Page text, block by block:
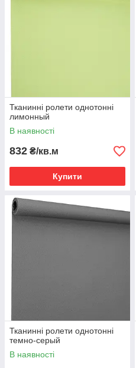
Тканинні ролети однотонні
лимонный
В наявності
832 ₴/кв.м
Купити
Тканинні ролети однотонні
темно-серый
В наявності